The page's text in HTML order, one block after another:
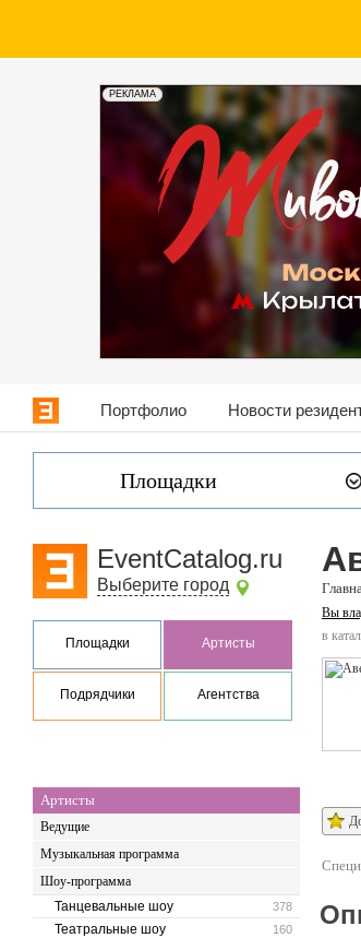
РЕКЛАМА
Портфолио Новости
Площадки
EventCatalog.ru
Выберите город
Площадки Артисты
Подрядчики Агентства
Артисты
Ведущие
Музыкальная программа
Шоу-программа
378
Танцевальные шоу
160
Театральные шоу
Вы
в